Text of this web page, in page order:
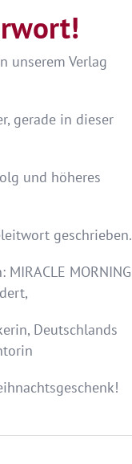
unserem Verlag
gerade in dieser
und höheres
geschrieben.
MORNING
Deutschlands